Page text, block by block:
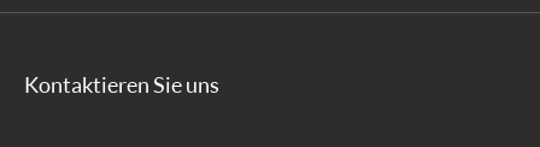
Kontaktieren Sie uns